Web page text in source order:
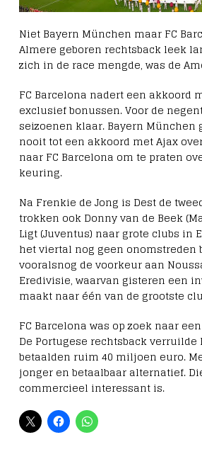
Niet Bayern München maar FC
Almere geboren rechtsback leek
zich in de race mengde, was de
FC Barcelona nadert een akkoord
exclusief bonussen. Voor de
seizoenen klaar. Bayern
nooit tot een akkoord met Ajax
naar FC Barcelona om te praten
keuring.
Na Frenkie de Jong is Dest de
trokken ook Donny van de Beek
Ligt (Juventus) naar grote clubs in
het viertal nog geen onomstreden
vooralsnog de voorkeur aan
Eredivisie, waarvan gisteren een
maakt naar één van de grootste
FC Barcelona was op zoek naar
De Portugese rechtsback verruilde
betaalden ruim 40 miljoen euro.
jonger en betaalbaar alternatief.
commercieel interessant is.